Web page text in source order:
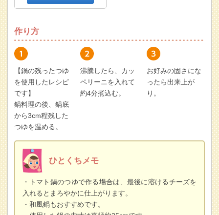
作り方
【鍋の残ったつゆ
を使用したレシピ
です】
鍋料理の後、鍋底
から3cm程残した
つゆを温める。
沸騰したら、カッ
ペリーニを入れて
約4分煮込む。
お好みの固さにな
ったら出来上が
り。
ひとくちメモ
・トマト鍋のつゆで作る場合は、最後に溶けるチーズを
入れるとまろやかに仕上がります。
・和風鍋もおすすめです。